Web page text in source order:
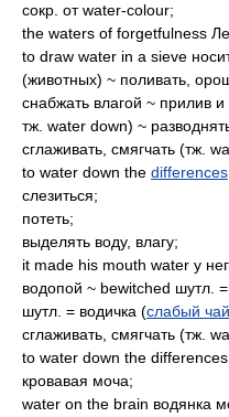
сокр. от water-colour;
the waters of forgetfulness
to draw water in a sieve
(животных) ~ поливать,
снабжать влагой ~ прилив
тж. water down) ~
сглаживать, смягчать (тж.
to water down the differences
слезиться;
потеть;
выделять воду, влагу;
it made his mouth water у
водопой ~ bewitched шутл.
шутл. = водичка (слабый чай
сглаживать, смягчать (тж.
to water down the
кровавая моча;
water on the brain водянка